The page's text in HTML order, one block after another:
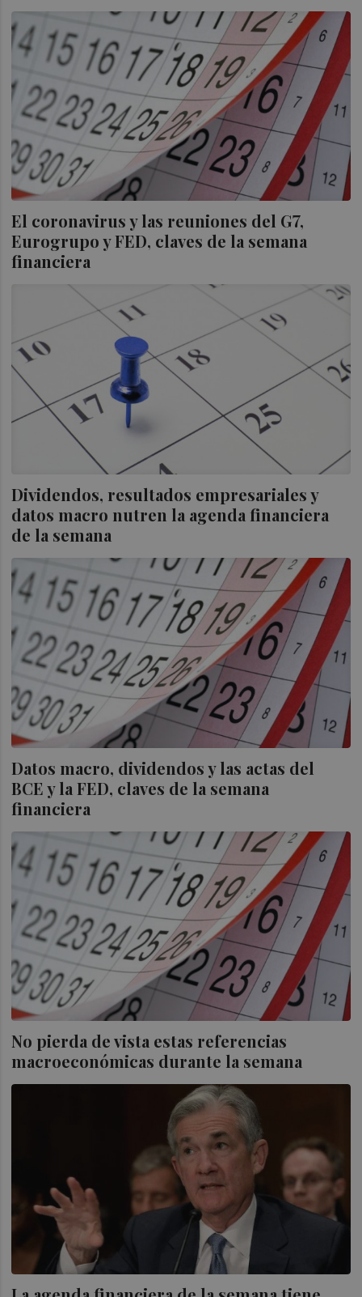
El coronavirus y las reuniones del G7,
Eurogrupo y FED, claves de la semana
financiera
Dividendos, resultados empresariales y
datos macro nutren la agenda financiera
de la semana
Datos macro, dividendos y las actas del
BCE y la FED, claves de la semana
financiera
No pierda de vista estas referencias
macroeconómicas durante la semana